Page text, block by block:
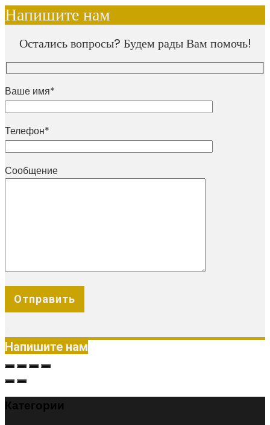
Напишите нам
Остались вопросы? Будем рады Вам помочь!
Ваше имя*
Телефон*
Сообщение
Напишите нам
Категории